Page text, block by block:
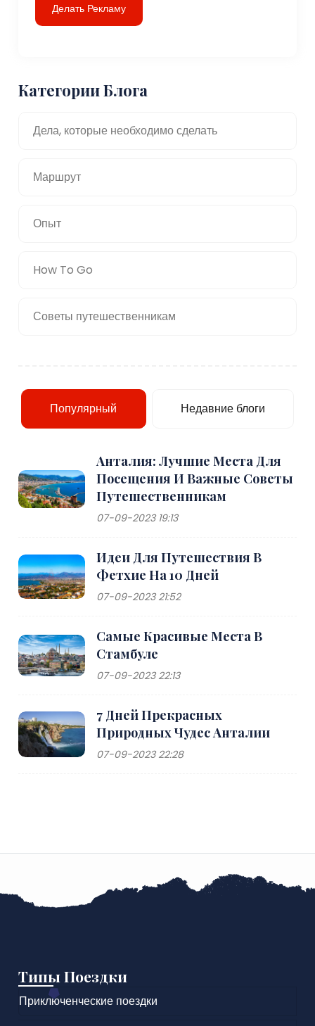
Делать Рекламу
Категории Блога
Дела, которые необходимо сделать
Маршрут
Опыт
How To Go
Советы путешественникам
Популярный Недавние блоги
Анталия: Лучшие Места Для
Посещения И Важные Советы
Путешественникам
07-09-2023 19:13
Идеи Для Путешествия В
Фетхие На 10 Дней
07-09-2023 21:52
Самые Красивые Места В
Стамбуле
07-09-2023 22:13
7 Дней Прекрасных
Природных Чудес Анталии
07-09-2023 22:28
Типы Поездки
Приключенческие поездки